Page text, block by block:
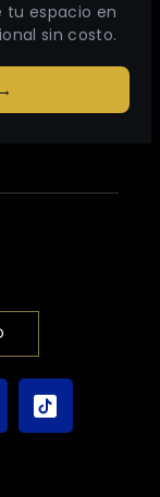
tu espacio en
sin costo.